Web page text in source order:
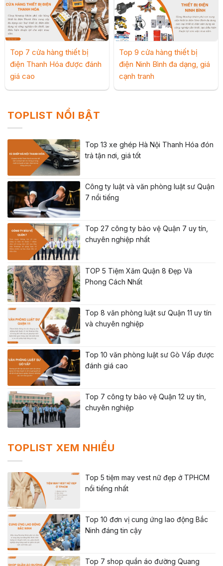
TOPLIST NỔI BẬT
Top 13 xe ghép Hà Nội Thanh Hóa đón
trả tận nơi, giá tốt
Công ty luật và văn phòng luật sư Quận
7 nổi tiếng
Top 27 công ty bảo vệ Quận 7 uy tín,
chuyên nghiệp nhất
TOP 5 Tiệm Xăm Quận 8 Đẹp Và
Phong Cách Nhất
Top 8 văn phòng luật sư Quận 11 uy tín
và chuyên nghiệp
Top 10 văn phòng luật sư Gò Vấp được
đánh giá cao
Top 7 công ty bảo vệ Quận 12 uy tín,
chuyên nghiệp
TOPLIST XEM NHIỀU
Top 5 tiệm may vest nữ đẹp ở TPHCM
nổi tiếng nhất
Top 10 đơn vị cung ứng lao động Bắc
Ninh đáng tin cậy
Top 7 shop quần áo đường Quang
Top 7 cửa hàng thiết bị
điện Thanh Hóa được đánh
giá cao
Top 9 cửa hàng thiết bị
điện Ninh Bình đa dạng, giá
cạnh tranh